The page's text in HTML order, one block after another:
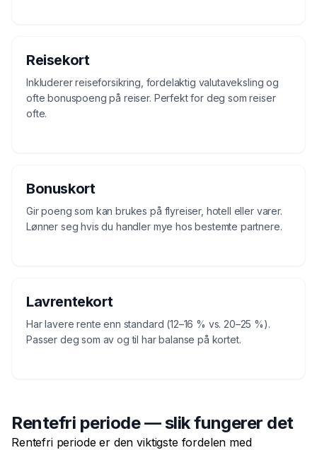
Reisekort
Inkluderer reiseforsikring, fordelaktig valutaveksling og
ofte bonuspoeng på reiser. Perfekt for deg som reiser
ofte.
Bonuskort
Gir poeng som kan brukes på flyreiser, hotell eller varer.
Lønner seg hvis du handler mye hos bestemte partnere.
Lavrentekort
Har lavere rente enn standard (12–16 % vs. 20–25 %).
Passer deg som av og til har balanse på kortet.
Rentefri periode — slik fungerer det
Rentefri periode er den viktigste fordelen med